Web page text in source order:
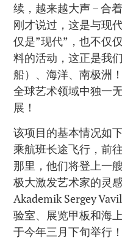
续，越来越大声 – 合
刚才说过，这是与现
仅是”现代”，也不仅
料的活动，这正是我
船）、海洋、南极洲
全球艺术领域中独一
展！
该项目的基本情况如
乘航班长途飞行，前
那里，他们将登上一
极大激发艺术家的灵
Akademik Sergey
验室、展览甲板和海
于今年三月下旬举行！